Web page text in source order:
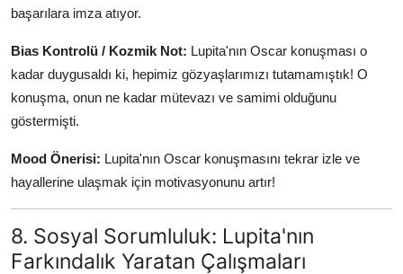
başarılara imza atıyor.
Bias Kontrolü / Kozmik Not: Lupita'nın Oscar konuşması o
kadar duygusaldı ki, hepimiz gözyaşlarımızı tutamamıştık! O
konuşma, onun ne kadar mütevazı ve samimi olduğunu
göstermişti.
Mood Önerisi: Lupita'nın Oscar konuşmasını tekrar izle ve
hayallerine ulaşmak için motivasyonunu artır!
8. Sosyal Sorumluluk: Lupita'nın
Farkındalık Yaratan Çalışmaları